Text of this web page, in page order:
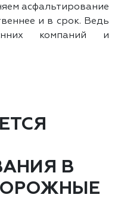
асфальтирование
и в срок. Ведь
компаний и
В